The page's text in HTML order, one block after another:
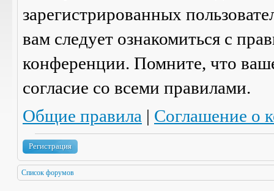
зарегистрированных
вам следует ознакомиться с
конференции. Помните, что
согласие со всеми правилами.
Общие правила | Соглашение о
Регистрация
Список форумов